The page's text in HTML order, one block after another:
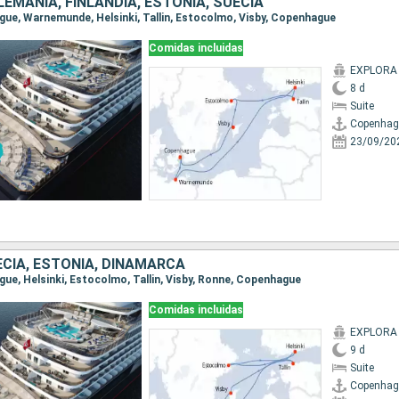
Warnemunde, Helsinki, Tallin, Estocolmo, Visby, Copenhague
Comidas incluidas
8 d
Suite
23/09/
ESTONIA, DINAMARCA
Helsinki, Estocolmo, Tallin, Visby, Ronne, Copenhague
Comidas incluidas
9 d
Suite